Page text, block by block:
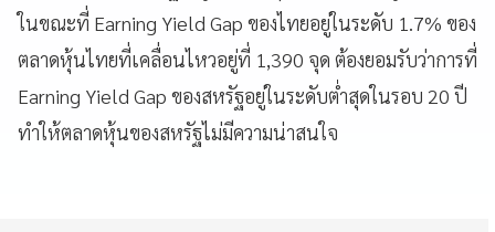
ในขณะที่ Earning Yield Gap ของไทยอยู่ในระดับ 1.7% ของ
ตลาดหุ้นไทยที่เคลื่อนไหวอยู่ที่ 1,390 จุด ต้องยอมรับว่าการที่
Earning Yield Gap ของสหรัฐอยู่ในระดับต่ำสุดในรอบ 20 ปี
ทำให้ตลาดหุ้นของสหรัฐไม่มีความน่าสนใจ